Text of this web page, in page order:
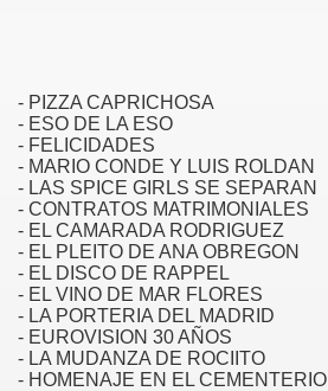
- PIZZA CAPRICHOSA
- ESO DE LA ESO
- FELICIDADES
- MARIO CONDE Y LUIS ROLDAN
- LAS SPICE GIRLS SE SEPARAN
- CONTRATOS MATRIMONIALES
- EL CAMARADA RODRIGUEZ
- EL PLEITO DE ANA OBREGON
- EL DISCO DE RAPPEL
- EL VINO DE MAR FLORES
- LA PORTERIA DEL MADRID
- EUROVISION 30 AÑOS
- LA MUDANZA DE ROCIITO
- HOMENAJE EN EL CEMENTERIO
PERSONAJES DE LA PARODIA